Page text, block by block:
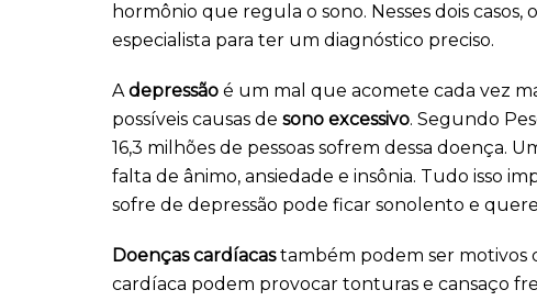
hormônio que regula o sono. Nesses dois
especialista para ter um diagnóstico preciso.
Adepressão é um mal que acomete cada vez
possíveis causas de sono excessivo. Segundo
16,3 milhões de pessoas sofrem dessa doença.
falta de ânimo, ansiedade e insônia. Tudo isso
sofre de depressão pode ficar sonolento e
Doenças cardíacastambém podem ser motivos
cardíaca podem provocar tonturas e cansaço